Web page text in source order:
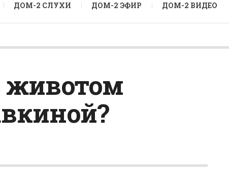
ДОМ-2 СЛУХИ ДОМ-2 ЭФИР ДОМ-2 ВИДЕО
животом